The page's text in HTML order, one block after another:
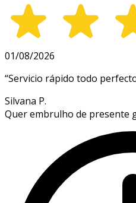
01/08/2026
“Servicio rápido todo
Silvana P.
Quer embrulho de presente